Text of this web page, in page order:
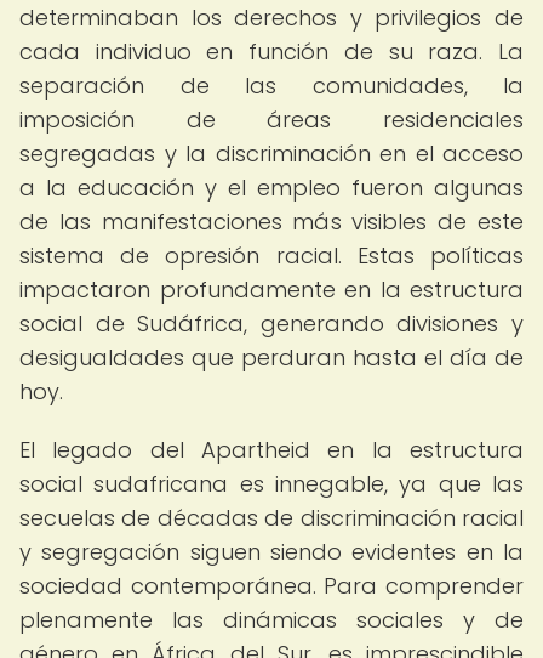
determinaban los derechos y privilegios de
cada individuo en función de su raza. La
separación de las comunidades, la
imposición de áreas residenciales
segregadas y la discriminación en el acceso
a la educación y el empleo fueron algunas
de las manifestaciones más visibles de este
sistema de opresión racial. Estas políticas
impactaron profundamente en la estructura
social de Sudáfrica, generando divisiones y
desigualdades que perduran hasta el día de
hoy.
El legado del Apartheid en la estructura
social sudafricana es innegable, ya que las
secuelas de décadas de discriminación racial
y segregación siguen siendo evidentes en la
sociedad contemporánea. Para comprender
plenamente las dinámicas sociales y de